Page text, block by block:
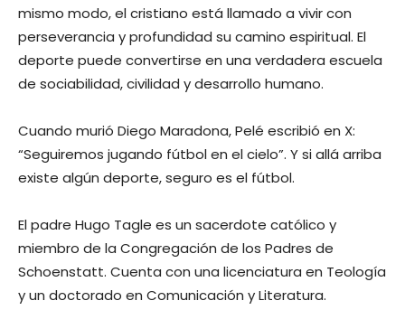
mismo modo, el cristiano está llamado a vivir con
perseverancia y profundidad su camino espiritual. El
deporte puede convertirse en una verdadera escuela
de sociabilidad, civilidad y desarrollo humano.
Cuando murió Diego Maradona, Pelé escribió en X:
“Seguiremos jugando fútbol en el cielo”. Y si allá arriba
existe algún deporte, seguro es el fútbol.
El padre Hugo Tagle es un sacerdote católico y
miembro de la Congregación de los Padres de
Schoenstatt. Cuenta con una licenciatura en Teología
y un doctorado en Comunicación y Literatura.